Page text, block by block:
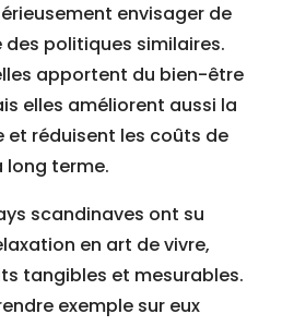
envisager de
politiques similaires.
apportent du bien-être
elles améliorent aussi la
et réduisent les coûts de
long terme.
scandinaves ont su
en art de vivre,
tangibles et mesurables.
exemple sur eux